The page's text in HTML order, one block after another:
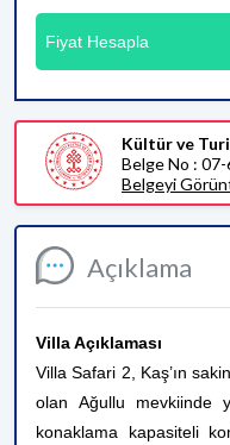
Açıklama
Villa Açıklaması
Villa Safari 2, Kaş’ın
olan Ağullu
konaklama kapasiteli
Fiyat Hesapla
Kültür ve
Belge No : 07-
Belgeyi